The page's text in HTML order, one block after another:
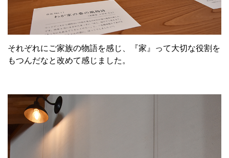
それぞれにご家族の物語を感じ、『家』って大切な役割を
もつんだなと改めて感じました。